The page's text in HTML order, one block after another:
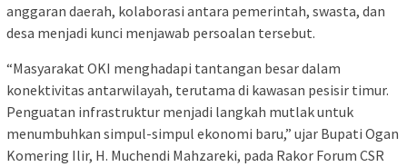
anggaran daerah, kolaborasi antara pemerintah, swasta, dan
desa menjadi kunci menjawab persoalan tersebut.
“Masyarakat OKI menghadapi tantangan besar dalam
konektivitas antarwilayah, terutama di kawasan pesisir timur.
Penguatan infrastruktur menjadi langkah mutlak untuk
menumbuhkan simpul-simpul ekonomi baru,” ujar Bupati Ogan
Komering Ilir, H. Muchendi Mahzareki, pada Rakor Forum CSR